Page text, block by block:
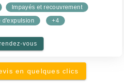
Impayés et recouvrement
d'expulsion
+4
vous
en quelques clics